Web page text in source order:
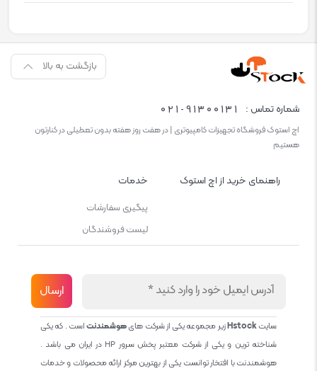
بازگشت به بالا
شماره تماس : 021-91300131
اچ استوک فروشگاه تجهیزات کامپیوتری | در هفت روز هفته بدون تعطیلی در کنارتون
هستیم
راهنمای خرید از اچ استوک خدمات
پیگیری سفارشات
لیست فروشندگان
سایتHstockزیر مجموعه یکی از شرکت هایهوشمندنتاست . که یکی
شناخته ترین و یکی از شرکت معتبر پخش سرور HP در ایران می باشد .
هوشمندنت با افتخار توانست یکی از بهترین مرکز ارائه محصولات و خدمات